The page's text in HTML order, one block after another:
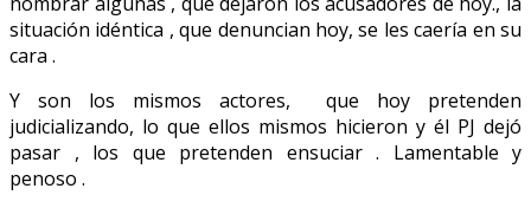
situación idéntica , que denuncian hoy, se les caería en su
cara .
Y son los mismos actores, que hoy pretenden
judicializando, lo que ellos mismos hicieron y él PJ dejó
pasar , los que pretenden ensuciar . Lamentable y
penoso .